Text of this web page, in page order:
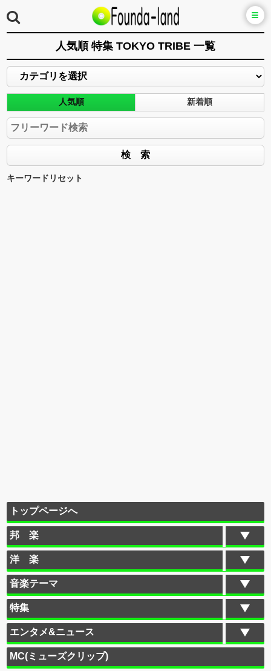
人気順 特集 TOKYO TRIBE 一覧
人気順 新着順
キーワードリセット
トップページへ
邦 楽
洋 楽
音楽テーマ
特集
エンタメ&ニュース
MC(ミューズクリップ)